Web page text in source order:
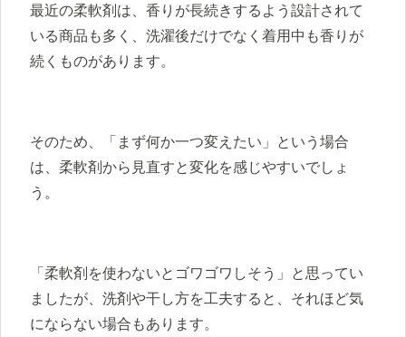
最近の柔軟剤は、香りが長続きするよう設計されて
いる商品も多く、洗濯後だけでなく着用中も香りが
続くものがあります。
そのため、「まず何か一つ変えたい」という場合
は、柔軟剤から見直すと変化を感じやすいでしょ
う。
「柔軟剤を使わないとゴワゴワしそう」と思ってい
ましたが、洗剤や干し方を工夫すると、それほど気
にならない場合もあります。